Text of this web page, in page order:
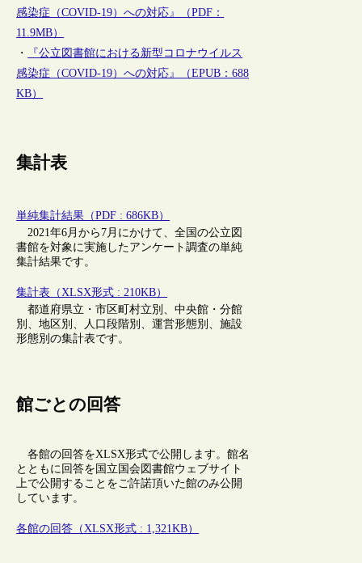
感染症（COVID-19）への対応』（PDF：
11.9MB）
・
『公立図書館における新型コロナウイルス
感染症（COVID-19）への対応』（EPUB：688
KB）
集計表
単純集計結果（PDF : 686KB）
2021年6月から7月にかけて、全国の公立図
書館を対象に実施したアンケート調査の単純
集計結果です。
集計表（XLSX形式 : 210KB）
都道府県立・市区町村立別、中央館・分館
別、地区別、人口段階別、運営形態別、施設
形態別の集計表です。
館ごとの回答
各館の回答をXLSX形式で公開します。館名
とともに回答を国立国会図書館ウェブサイト
上で公開することをご許諾頂いた館のみ公開
しています。
各館の回答（XLSX形式 : 1,321KB）